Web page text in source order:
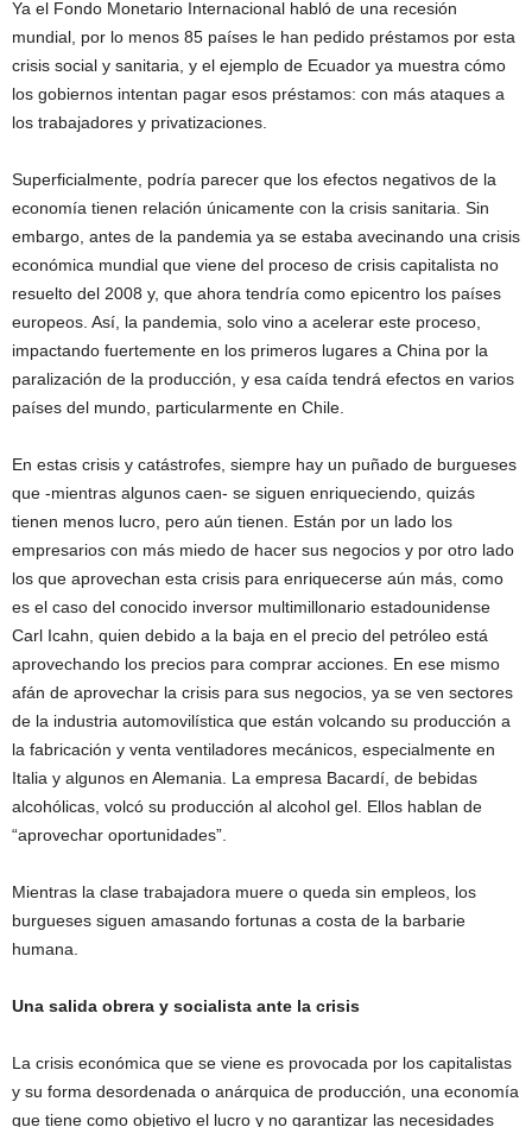
Ya el Fondo Monetario Internacional habló de una recesión
mundial, por lo menos 85 países le han pedido préstamos por esta
crisis social y sanitaria, y el ejemplo de Ecuador ya muestra cómo
los gobiernos intentan pagar esos préstamos: con más ataques a
los trabajadores y privatizaciones.
Superficialmente, podría parecer que los efectos negativos de la
economía tienen relación únicamente con la crisis sanitaria. Sin
embargo, antes de la pandemia ya se estaba avecinando una crisis
económica mundial que viene del proceso de crisis capitalista no
resuelto del 2008 y, que ahora tendría como epicentro los países
europeos. Así, la pandemia, solo vino a acelerar este proceso,
impactando fuertemente en los primeros lugares a China por la
paralización de la producción, y esa caída tendrá efectos en varios
países del mundo, particularmente en Chile.
En estas crisis y catástrofes, siempre hay un puñado de burgueses
que -mientras algunos caen- se siguen enriqueciendo, quizás
tienen menos lucro, pero aún tienen. Están por un lado los
empresarios con más miedo de hacer sus negocios y por otro lado
los que aprovechan esta crisis para enriquecerse aún más, como
es el caso del conocido inversor multimillonario estadounidense
Carl Icahn, quien debido a la baja en el precio del petróleo está
aprovechando los precios para comprar acciones. En ese mismo
afán de aprovechar la crisis para sus negocios, ya se ven sectores
de la industria automovilística que están volcando su producción a
la fabricación y venta ventiladores mecánicos, especialmente en
Italia y algunos en Alemania. La empresa Bacardí, de bebidas
alcohólicas, volcó su producción al alcohol gel. Ellos hablan de
“aprovechar oportunidades”.
Mientras la clase trabajadora muere o queda sin empleos, los
burgueses siguen amasando fortunas a costa de la barbarie
humana.
Una salida obrera y socialista ante la crisis
La crisis económica que se viene es provocada por los capitalistas
y su forma desordenada o anárquica de producción, una economía
que tiene como objetivo el lucro y no garantizar las necesidades